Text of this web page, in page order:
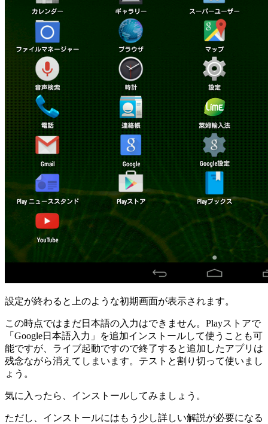
設定が終わると上のような初期画面が表示されます。
この時点ではまだ日本語の入力はできません。Playストアで
「Google日本語入力」を追加インストールして使うことも可
能ですが、ライブ起動ですので終了すると追加したアプリは
残念ながら消えてしまいます。テストと割り切って使いまし
ょう。
気に入ったら、インストールしてみましょう。
ただし、インストールにはもう少し詳しい解説が必要になる